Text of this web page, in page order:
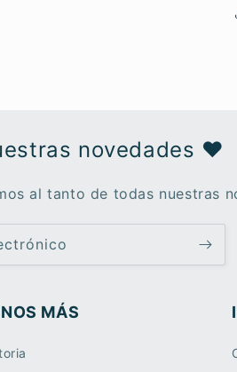
novedades ♥︎
al tanto de todas nuestras
MÁS